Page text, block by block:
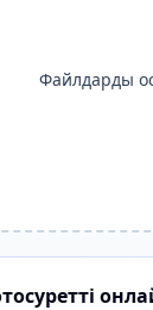
Файлдарды